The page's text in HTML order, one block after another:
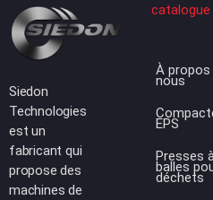
catalogue
À propos
nous
EPS
Presses
balles
déchets
Siedon
Technologies
est un
fabricant qui
propose des
machines de